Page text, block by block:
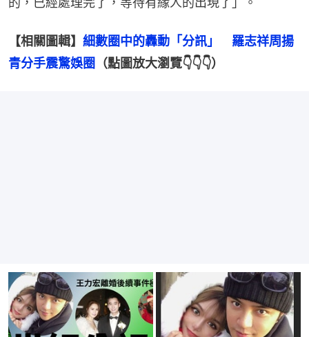
【相關圖輯】 細數圈中的轟動「分訊」　羅志祥周揚
青分手震驚娛圈 （點圖放大瀏覽👇👇👇）